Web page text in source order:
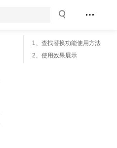
1、查找替换功能使用方法
2、使用效果展示